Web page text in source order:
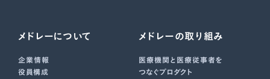
メドレーについて
企業情報
役員構成
メドレーの取り組み
医療機関と医療従事者を
つなぐプロダクト